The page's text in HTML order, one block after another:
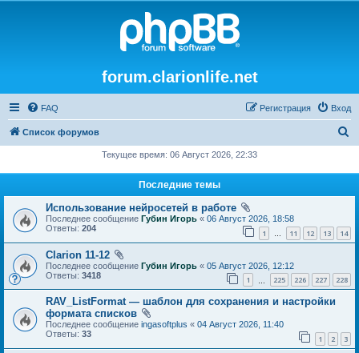
forum.clarionlife.net
FAQ Вход
Регистрация
Список форумов
Текущее время: 06 Август 2026, 22:33
Последние темы
Использование нейросетей в работе
Последнее сообщение Губин Игорь « 06 Август 2026, 18:58
Ответы: 204 1 … 11 12 13 14
Clarion 11-12
Последнее сообщение Губин Игорь « 05 Август 2026, 12:12
Ответы: 3418 1 225 226 227 228
RAV_ListFormat — шаблон для сохранения и настройки
формата списков
Последнее сообщение ingasoftplus « 04 Август 2026, 11:40
Ответы: 33 1 2 3